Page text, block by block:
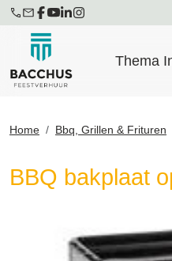
Thema
Home Bbq, Grillen & Frituren
BBQ bakplaat